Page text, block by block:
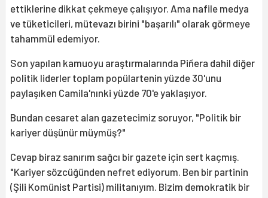
ettiklerine dikkat çekmeye çalışıyor. Ama nafile medya
ve tüketicileri, mütevazı birini "başarılı" olarak görmeye
tahammül edemiyor.
Son yapılan kamuoyu araştırmalarında Piñera dahil diğer
politik liderler toplam popülartenin yüzde 30'unu
paylaşıken Camila'nınki yüzde 70'e yaklaşıyor.
Bundan cesaret alan gazetecimiz soruyor, "Politik bir
kariyer düşünür müymüş?"
Cevap biraz sanırım sağcı bir gazete için sert kaçmış.
"Kariyer sözcüğünden nefret ediyorum. Ben bir partinin
(Şili Komünist Partisi) militanıyım. Bizim demokratik bir